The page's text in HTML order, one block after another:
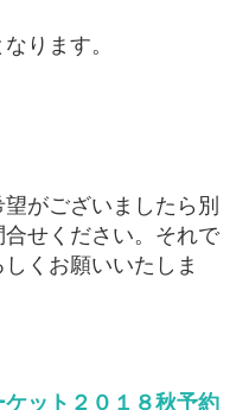
ります。
がございましたら別
せください。それで
くお願いいたしま
ケット２０１８秋予約